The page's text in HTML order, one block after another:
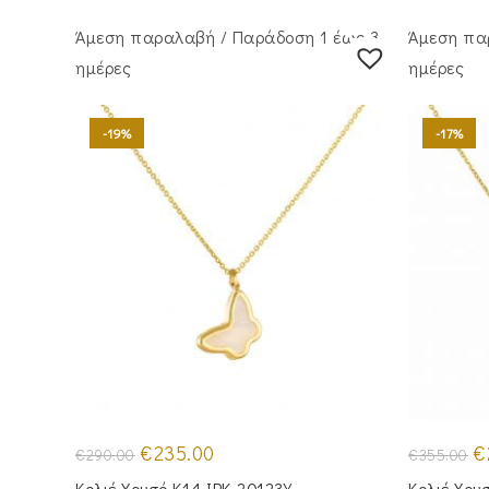
Άμεση παραλαβή / Παράδoση 1 έως 3
ημέρες
-19%
€290.00 Original
price
was:
€235.00
τιμή
Άμεση
ημέρες
-17%
€355.00 €